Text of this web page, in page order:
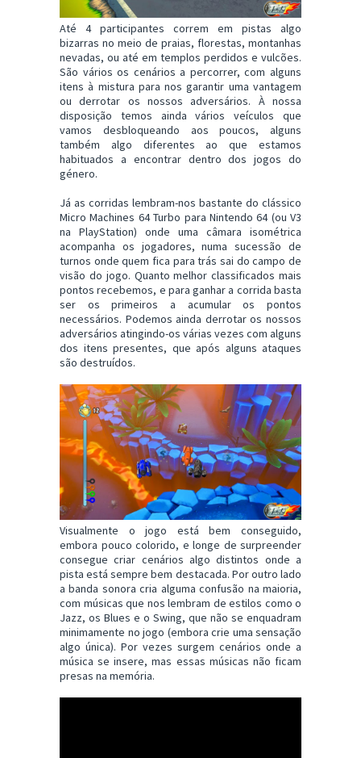
Até 4 participantes correm em pistas algo
bizarras no meio de praias, florestas, montanhas
nevadas, ou até em templos perdidos e vulcões.
São vários os cenários a percorrer, com alguns
itens à mistura para nos garantir uma vantagem
ou derrotar os nossos adversários. À nossa
disposição temos ainda vários veículos que
vamos desbloqueando aos poucos, alguns
também algo diferentes ao que estamos
habituados a encontrar dentro dos jogos do
género.
Já as corridas lembram-nos bastante do clássico
Micro Machines 64 Turbo para Nintendo 64 (ou V3
na PlayStation) onde uma câmara isométrica
acompanha os jogadores, numa sucessão de
turnos onde quem fica para trás sai do campo de
visão do jogo. Quanto melhor classificados mais
pontos recebemos, e para ganhar a corrida basta
ser os primeiros a acumular os pontos
necessários. Podemos ainda derrotar os nossos
adversários atingindo-os várias vezes com alguns
dos itens presentes, que após alguns ataques
são destruídos.
Visualmente o jogo está bem conseguido,
embora pouco colorido, e longe de surpreender
consegue criar cenários algo distintos onde a
pista está sempre bem destacada. Por outro lado
a banda sonora cria alguma confusão na maioria,
com músicas que nos lembram de estilos como o
Jazz, os Blues e o Swing, que não se enquadram
minimamente no jogo (embora crie uma sensação
algo única). Por vezes surgem cenários onde a
música se insere, mas essas músicas não ficam
presas na memória.